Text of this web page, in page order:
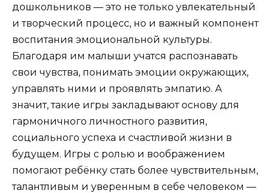
дошкольников — это не только увлекательный
и творческий процесс, но и важный компонент
воспитания эмоциональной культуры.
Благодаря им малыши учатся распознавать
свои чувства, понимать эмоции окружающих,
управлять ними и проявлять эмпатию. А
значит, такие игры закладывают основу для
гармоничного личностного развития,
социального успеха и счастливой жизни в
будущем. Игры с ролью и воображением
помогают ребёнку стать более чувствительным,
талантливым и уверенным в себе человеком —